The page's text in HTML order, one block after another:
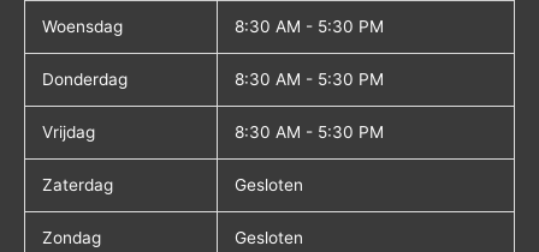
Woensdag 8:30 AM - 5:30 PM
Donderdag 8:30 AM - 5:30 PM
Vrijdag 8:30 AM - 5:30 PM
Zaterdag Gesloten
Zondag Gesloten